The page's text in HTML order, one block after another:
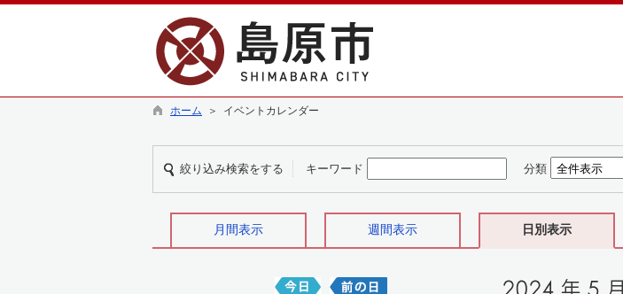
ホーム ＞ イベントカレンダー
絞り込み検索をする キーワード 分類
月間表示 週間表示 日別表示